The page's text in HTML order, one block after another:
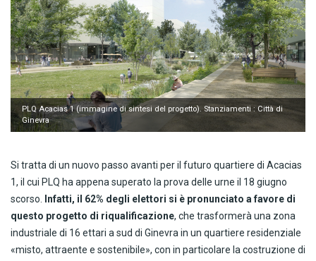
PLQ Acacias 1 (immagine di sintesi del progetto). Stanziamenti : Città di
Ginevra
Si tratta di un nuovo passo avanti per il futuro quartiere di Acacias
1, il cui PLQ ha appena superato la prova delle urne il 18 giugno
scorso. Infatti, il 62% degli elettori si è pronunciato a favore di
questo progetto di riqualificazione, che trasformerà una zona
industriale di 16 ettari a sud di Ginevra in un quartiere residenziale
«misto, attraente e sostenibile», con in particolare la costruzione di